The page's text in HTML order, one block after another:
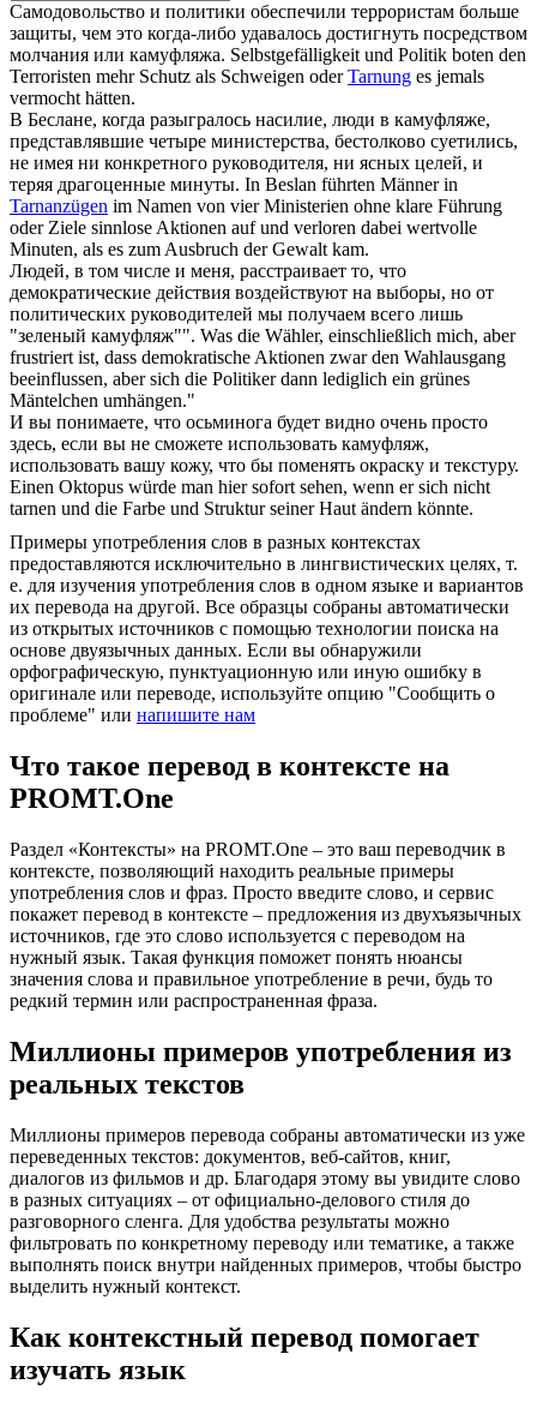
Самодовольство и политики обеспечили террористам больше
защиты, чем это когда-либо удавалось достигнуть посредством
молчания или камуфляжа. Selbstgefälligkeit und Politik boten den
Terroristen mehr Schutz als Schweigen oderTarnung es jemals
vermocht hätten.
В Беслане, когда разыгралось насилие, люди в камуфляже,
представлявшие четыре министерства, бестолково суетились,
не имея ни конкретного руководителя, ни ясных целей, и
теряя драгоценные минуты. In Beslan führten Männer in
Tarnanzügen im Namen von vier Ministerien ohne klare Führung
oder Ziele sinnlose Aktionen auf und verloren dabei wertvolle
Minuten, als es zum Ausbruch der Gewalt kam.
Людей, в том числе и меня, расстраивает то, что
демократические действия воздействуют на выборы, но от
политических руководителей мы получаем всего лишь
"зеленый камуфляж"". Was die Wähler, einschließlich mich, aber
frustriert ist, dass demokratische Aktionen zwar den Wahlausgang
beeinflussen, aber sich die Politiker dann lediglich ein grünes
Mäntelchen umhängen."
И вы понимаете, что осьминога будет видно очень просто
здесь, если вы не сможете использовать камуфляж,
использовать вашу кожу, что бы поменять окраску и текстуру.
Einen Oktopus würde man hier sofort sehen, wenn er sich nicht
tarnen und die Farbe und Struktur seiner Haut ändern könnte.
Примеры употребления слов в разных контекстах
предоставляются исключительно в лингвистических целях, т.
е. для изучения употребления слов в одном языке и вариантов
их перевода на другой. Все образцы собраны автоматически
из открытых источников с помощью технологии поиска на
основе двуязычных данных. Если вы обнаружили
орфографическую, пунктуационную или иную ошибку в
оригинале или переводе, используйте опцию "Сообщить о
проблеме" или напишите нам
Что такое перевод в контексте на
PROMT.One
Раздел «Контексты» на PROMT.One – это ваш переводчик в
контексте, позволяющий находить реальные примеры
употребления слов и фраз. Просто введите слово, и сервис
покажет перевод в контексте – предложения из двухъязычных
источников, где это слово используется с переводом на
нужный язык. Такая функция поможет понять нюансы
значения слова и правильное употребление в речи, будь то
редкий термин или распространенная фраза.
Миллионы примеров употребления из
реальных текстов
Миллионы примеров перевода собраны автоматически из уже
переведенных текстов: документов, веб-сайтов, книг,
диалогов из фильмов и др. Благодаря этому вы увидите слово
в разных ситуациях – от официально-делового стиля до
разговорного сленга. Для удобства результаты можно
фильтровать по конкретному переводу или тематике, а также
выполнять поиск внутри найденных примеров, чтобы быстро
выделить нужный контекст.
Как контекстный перевод помогает
изучать язык